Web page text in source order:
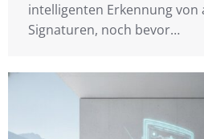
intelligenten Erkennung von
Signaturen, noch bevor…